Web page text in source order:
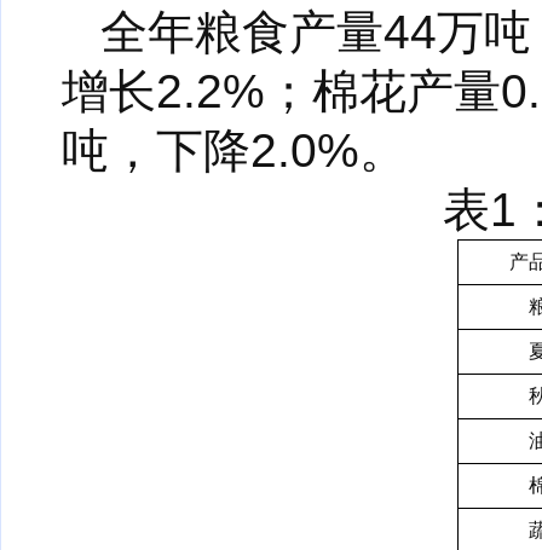
全年粮食产量44万
增长2.2%；棉花产量
吨，下降2.0%。
表1
产